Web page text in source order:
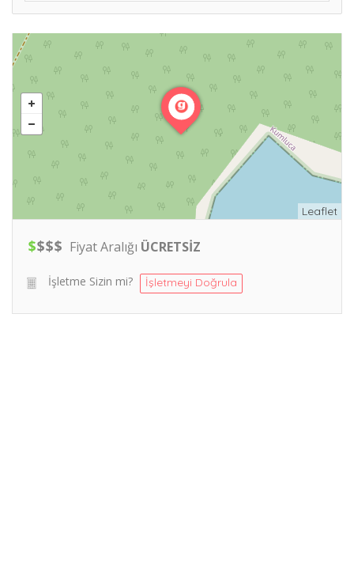
Leaflet
$$$$ Fiyat Aralığı ÜCRETSİZ
İşletme Sizin mi? İşletmeyi Doğrula